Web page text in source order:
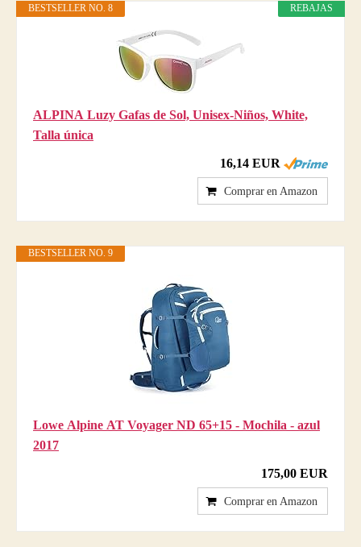
REBAJAS
BESTSELLER NO. 8
ALPINA Luzy Gafas de Sol, Unisex-Niños, White,
Talla única
16,14 EUR
Comprar en Amazon
BESTSELLER NO. 9
Lowe Alpine AT Voyager ND 65+15 - Mochila - azul
2017
175,00 EUR
Comprar en Amazon